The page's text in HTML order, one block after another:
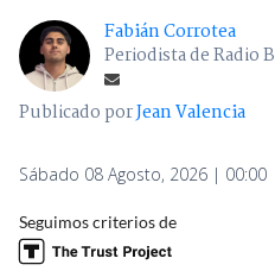
Fabián Corrotea
Periodista de Radio
Publicado porJean Valencia
Sábado 08 Agosto, 2026 | 00:00
Seguimos criterios de